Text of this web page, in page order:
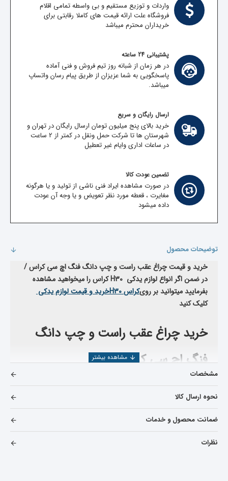
واردات و توزیع مستقیم و بی واسطه تمامی اقلام
فروشگاه علت ارائه قیمت های کاملا رقابتی برای
خریداران محترم میباشد
پشتیبانی 24 ساعته
در هر زمان از شبانه روز تیم فروش و فنی آماده
پاسخگویی به شما عزیزان از طریق پیام رسان واتساپ
میباشد.
ارسال رایگان و سریع
خرید بالای پنج میلیون تومان ارسال رایگان در تهران و
شهرستان ها تا شرکت حمل ونقل در کمتر از 2 ساعت
در ساعات اداری وایام غیر تعطیل
تضمین عودت کالا
در صورت مشاهده ایراد فنی ناشی از تولید و یا هرگونه
مغایرت ، قعطه مورد نظر تعویض و یا وجه آن عودت
داده میشود
توضیحات محصول
خرید و قیمت چراغ عقب راست و چپ دانگ فنگ اچ سی کراس /
در ضمن اگر انواع لوازم یدکی H30کراس را میخواهید مشاهده
بفرمایید میتوانید بر روی
خرید و قیمت لوازم یدکیH30کراس
کلیک کنید
خرید چراغ عقب راست و چپ دانگ
فنگ اچ سی کراس
که باید بهش توجه کرد شامل موارد زیر میباشد
استاندارد بودن قطعه تولید شده
مشخصات
نحوه ارسال کالا
ضمانت محصول و خدمات
نظرات